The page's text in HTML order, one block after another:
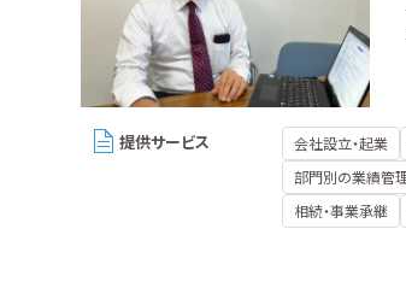
提供サービス 会社設立・起業
部門別の業績管
相続・事業承継